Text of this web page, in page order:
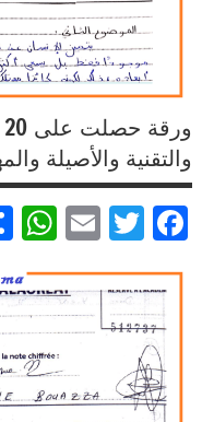
الموحد
للبكالوريا
لجميع
المسالك
إنجازات
متميزة
في
الامتحان
الوطني
للبكالوريا
مسلك
العلوم
الاقتصادية
والتقنية والأصيلة
متميزة
في
الامتحان
الموحد